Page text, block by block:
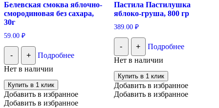
Белевская смоква яблочно-
смородиновая без сахара,
30г
59.00 ₽
- +
Подробнее
Нет в наличии
Купить в 1 клик
Добавить в избранное
Добавить в избранное
Пастила Пастилушка
яблоко-груша, 800 гр
389.00 ₽
- +
Подробнее
Нет в наличии
Купить в 1 клик
Добавить в избранное
Добавить в избранное